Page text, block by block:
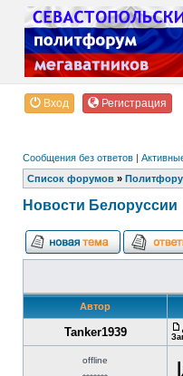
Вход Регистрация
Сообщения без ответов |
Список форумов »
Новости Белоруссии
Автор
Tanker1939
offline